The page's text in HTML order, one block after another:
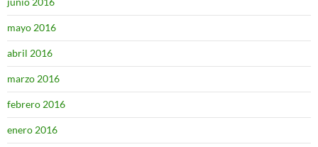
mayo 2016
abril 2016
marzo 2016
febrero 2016
enero 2016